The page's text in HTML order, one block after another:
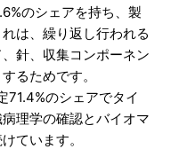
のシェアを持ち、製
は、繰り返し行われる
針、収集コンポーネン
るためです。
71.4%のシェアでタイ
理学の確認とバイオマ
ています。